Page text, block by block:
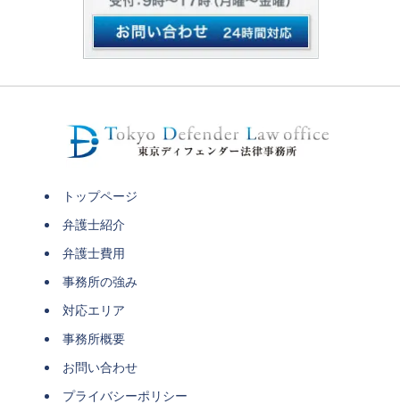
トップページ
弁護士紹介
弁護士費用
事務所の強み
対応エリア
事務所概要
お問い合わせ
プライバシーポリシー